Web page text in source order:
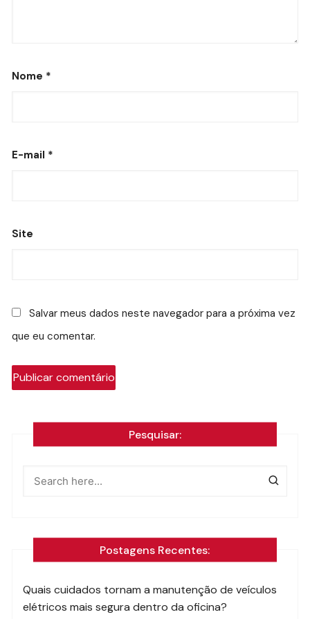
Nome *
E-mail *
Site
Salvar meus dados neste navegador para a próxima vez
que eu comentar.
Pesquisar:
Postagens Recentes:
Quais cuidados tornam a manutenção de veículos
elétricos mais segura dentro da oficina?